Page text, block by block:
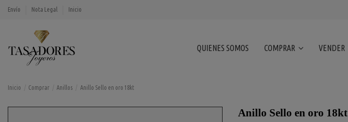
Envío Nota Legal Inicio
QUIENES SOMOS COMPRAR VENDER
Inicio Comprar Anillos Anillo Sello en oro 18kt
Anillo Sello en oro 18kt